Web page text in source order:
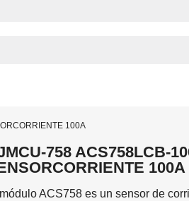
100A
758 ACS758LCB-
100A
ACS758 es un sensor de